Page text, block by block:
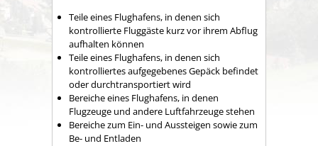
Teile eines Flughafens, in denen sich
kontrollierte Fluggäste kurz vor ihrem Abflug
aufhalten können
Teile eines Flughafens, in denen sich
kontrolliertes aufgegebenes Gepäck befindet
oder durchtransportiert wird
Bereiche eines Flughafens, in denen
Flugzeuge und andere Luftfahrzeuge stehen
Bereiche zum Ein- und Aussteigen sowie zum
Be- und Entladen